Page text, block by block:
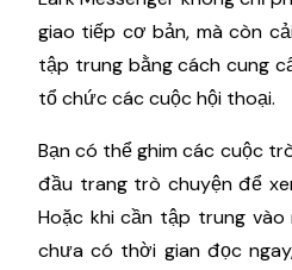
giao tiếp cơ bản, mà còn
tập trung bằng cách cung
tổ chức các cuộc hội thoại.
Bạn có thể ghim các cuộc
đầu trang trò chuyện để
Hoặc khi cần tập trung
chưa có thời gian đọc